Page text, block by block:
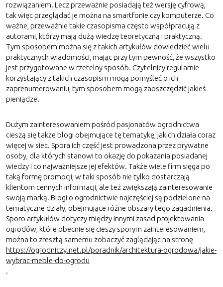
rozwiązaniem. Lecz przeważnie posiadają też wersję cyfrową,
tak więc przeglądać je można na smartfonie czy komputerze. Co
ważne, przeważnie takie czasopisma często współpracują z
autorami, którzy mają dużą wiedzę teoretyczną i praktyczną.
Tym sposobem można się z takich artykułów dowiedzieć wielu
praktycznych wiadomości, mając przy tym pewność, że wszystko
jest przygotowane w rzetelny sposób. Czytelnicy regularnie
korzystający z takich czasopism mogą pomyśleć o ich
zaprenumerowaniu, tym sposobem mogą zaoszczędzić jakieś
pieniądze.
Dużym zainteresowaniem pośród pasjonatów ogrodnictwa
cieszą się także blogi obejmujące tę tematykę, jakich działa coraz
więcej w siec. Spora ich część jest prowadzona przez prywatne
osoby, dla których stanowi to okazję do pokazania posiadanej
wiedzy i co najważniejsze jej efektów. Także wiele firm sięga po
taką formę promocji, w taki sposób nie tylko dostarczają
klientom cennych informacji, ale też zwiększają zainteresowanie
swoją marką. Blogi o ogrodnictwie najczęściej są podzielone na
tematyczne działy, obejmujące różne obszary tego zagadnienia.
Sporo artykułów dotyczy między innymi zasad projektowania
ogrodów, które obecnie się cieszy sporym zainteresowaniem,
można to zresztą samemu zobaczyć zaglądając na stronę
https://ogrodniczy.net.pl/poradnik/architektura-ogrodowa/jakie-
wybrac-meble-do-ogrodu
.